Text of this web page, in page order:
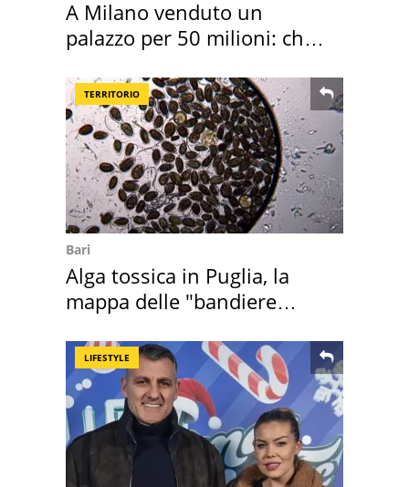
A Milano venduto un
palazzo per 50 milioni: chi
TERRITORIO
Bari
Alga tossica in Puglia, la
mappa delle "bandiere
LIFESTYLE